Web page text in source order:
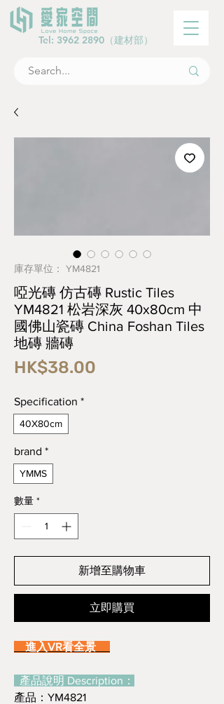
Tel: 3962 2890 （建材部）
庫存單位： YM4821
啞光磚 仿古磚 Rustic Tiles
YM4821 松岩深灰 40x80cm 中
國佛山瓷磚 China Foshan Tiles
地磚 牆磚
HK$38.00
Specification *
40X80cm
brand *
YMMS
數量 *
新增至購物車
立即購買
進入VR看全景
產品說明 Description：
產品：YM4821